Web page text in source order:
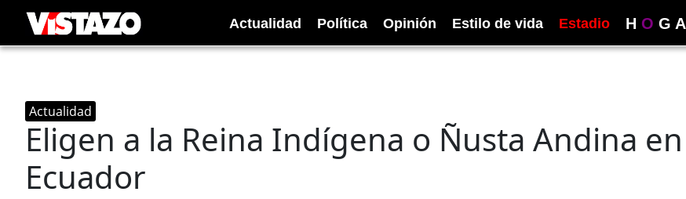
Actualidad Política Opinión Estilo de vida Estadio H O G A
Actualidad
Eligen a la Reina Indígena o Ñusta Andina en
Ecuador